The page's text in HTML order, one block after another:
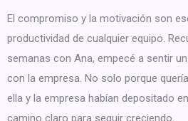
El compromiso y la motivación son
productividad de cualquier equipo.
semanas con Ana, empecé a sentir
con la empresa. No solo porque
ella y la empresa habían depositado
camino claro para seguir creciendo.